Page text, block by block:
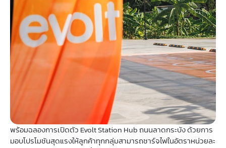
พร้อมฉลองการเปิดตัว Evolt Station Hub ถนนลาดกระบัง ด้วยการ
มอบโปรโมชันสุดแรงให้ลูกค้าทุกกลุ่มสามารถชาร์จไฟในอัตราหน่วยละ